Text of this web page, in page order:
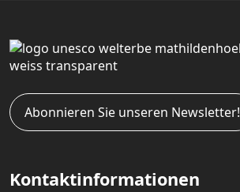
Abonnieren Sie unseren Newsletter!
Kontaktinformationen